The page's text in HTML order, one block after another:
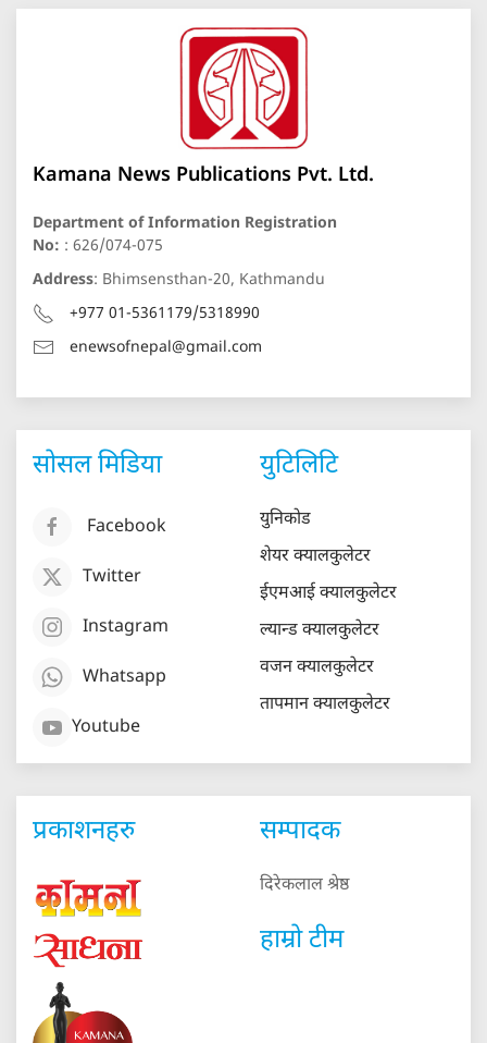
Kamana News Publications Pvt. Ltd.
Department of Information Registration
No: : 626/074-075
Address: Bhimsensthan-20, Kathmandu
+977 01-5361179/5318990
enewsofnepal@gmail.com
सोसल मिडिया
Facebook
Twitter
Instagram
Whatsapp
Youtube
युटिलिटि
युनिकोड
शेयर क्यालकुलेटर
ईएमआई क्यालकुलेटर
ल्यान्ड क्यालकुलेटर
वजन क्यालकुलेटर
तापमान क्यालकुलेटर
प्रकाशनहरु सम्पादक
दिरेकलाल श्रेष्ठ
हाम्रो टीम